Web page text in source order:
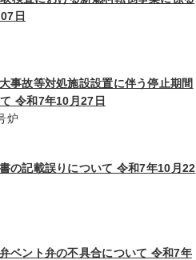
日
事故等対処施設設置に伴う停止期間
令和7年10月27日
炉
の記載誤りについて 令和7年10月22
ベント弁の不具合について 令和7年